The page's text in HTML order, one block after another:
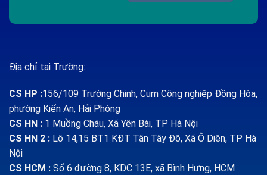
Địa chỉ tại Trường:
CS HP :156/109 Trường Chinh, Cụm Công nghiệp Đồng Hòa,
phường Kiến An, Hải Phòng
CS HN : 1 Muồng Cháu, Xã Yên Bài, TP Hà Nội
CS HN 2 : Lô 14,15 BT1 KĐT Tân Tây Đô, Xã Ô Diên, TP Hà
Nội
CS HCM : Số 6 đường 8, KDC 13E, xã Bình Hưng, HCM